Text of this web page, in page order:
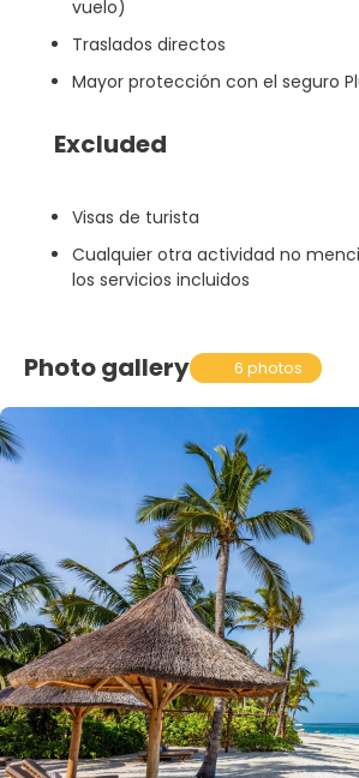
vuelo)
Traslados directos
Mayor protección con el seguro
Excluded
Visas de turista
Cualquier otra actividad no
los servicios incluidos
Photo gallery 6 photos